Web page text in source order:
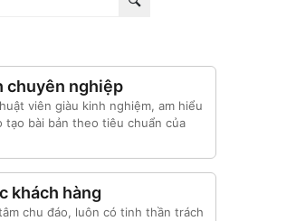
chuyên nghiệp
viên giàu kinh nghiệm, am hiểu
tạo bài bản theo tiêu chuẩn của
khách hàng
chu đáo, luôn có tinh thần trách